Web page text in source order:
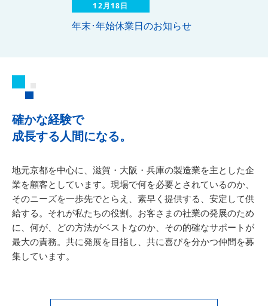
12月18日
年末･年始休業日のお知らせ
確かな経験で
成長する人間になる。
地元京都を中心に、滋賀・大阪・兵庫の製造業を主とした企
業を顧客としています。現場で何を必要とされているのか、
そのニーズを一歩先でとらえ、素早く提供する、安定して供
給する。それが私たちの役割。お客さまの社業の発展のため
に、何が、どの方法がベストなのか、その的確なサポートが
最大の責務。共に発展を目指し、共に喜びを分かつ仲間を募
集しています。